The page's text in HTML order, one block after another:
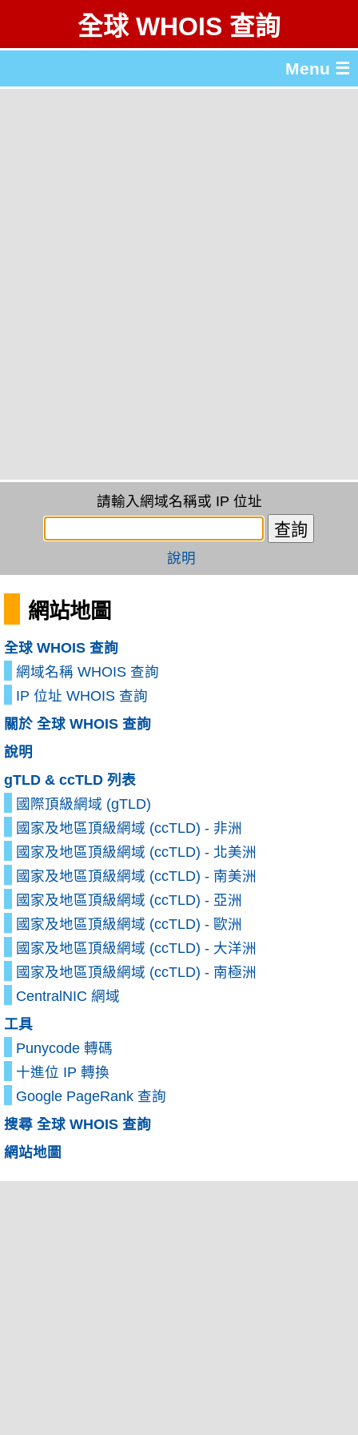
全球 WHOIS 查詢
Menu ☰
請輸入網域名稱或 IP 位址
說明
網站地圖
全球 WHOIS 查詢
網域名稱 WHOIS 查詢
IP 位址 WHOIS 查詢
關於 全球 WHOIS 查詢
說明
gTLD & ccTLD 列表
國際頂級網域 (gTLD)
國家及地區頂級網域 (ccTLD) - 非洲
國家及地區頂級網域 (ccTLD) - 北美洲
國家及地區頂級網域 (ccTLD) - 南美洲
國家及地區頂級網域 (ccTLD) - 亞洲
國家及地區頂級網域 (ccTLD) - 歐洲
國家及地區頂級網域 (ccTLD) - 大洋洲
國家及地區頂級網域 (ccTLD) - 南極洲
CentralNIC 網域
工具
Punycode 轉碼
十進位 IP 轉換
Google PageRank 查詢
搜尋 全球 WHOIS 查詢
網站地圖